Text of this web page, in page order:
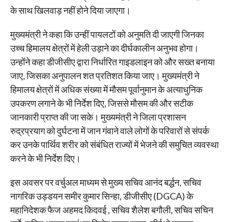
के साथ खिलवाड़ नहीं होने दिया जाएगा।
मुख्यमंत्री ने कहा कि उन्हीं पायलटों को अनुमति दी जाएगी जिनका
उच्च हिमालय क्षेत्रों में हेली उड़ाने का दीर्घकालीन अनुभव होगा।
उन्होंने कहा डीजीसीए द्वारा निर्धारित गाइडलाइन को और सख्त बनाया
जाए, जिसका अनुपालन शत प्रतिशत किया जाए। मुख्यमंत्री ने
हिमालय क्षेत्रों में अधिक संख्या में मौसम पूर्वानुमान के अत्याधुनिक
उपकरण लगाने के भी निर्देश दिए, जिससे मौसम की और सटीक
जानकारी प्राप्त की जा सके। मुख्यमंत्री ने जिला प्रशासन
रुद्रप्रयाग को दुर्घटना में जान गंवाने वाले लोगों के परिवारों से संपर्क
कर उनके पार्थिव शरीर को संबंधित राज्यों में भेजने की समुचित व्यवस्था
करने के भी निर्देश दिए।
इस अवसर पर वर्चुअल माध्यम से मुख्य सचिव आनंद बर्द्धन, सचिव
नागरिक उड्डयन समीर कुमार सिन्हा, डीजीसीए (DGCA) के
महानिदेशक फैज अहमद किदवई , सचिव शैलेश बगौली, सचिव सचिन